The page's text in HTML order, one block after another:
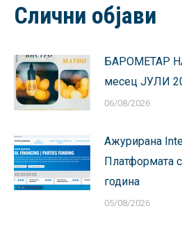
Слични објави
БАРОМЕТАР
месец ЈУЛИ
06/08/2026
Ажурирана
Платформата
година
05/08/2026